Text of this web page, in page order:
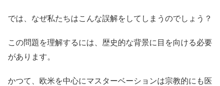
では、なぜ私たちはこんな誤解をしてしまうのでしょう？
この問題を理解するには、歴史的な背景に目を向ける必要
があります。
かつて、欧米を中心にマスターベーションは宗教的にも医